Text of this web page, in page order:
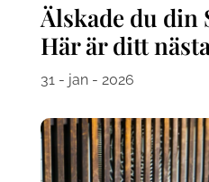
Älskade du din
Här är ditt
31 - jan - 2026